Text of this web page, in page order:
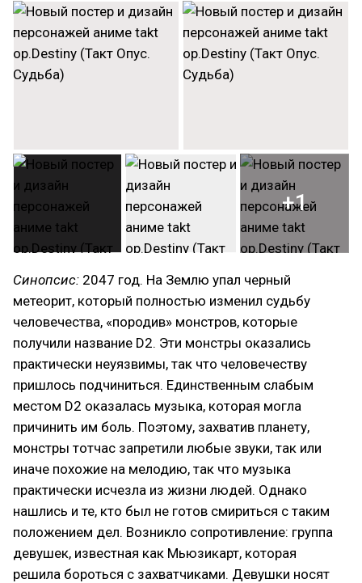
+1
Синопсис: 2047 год. На Землю упал черный
метеорит, который полностью изменил судьбу
человечества, «породив» монстров, которые
получили название D2. Эти монстры оказались
практически неуязвимы, так что человечеству
пришлось подчиниться. Единственным слабым
местом D2 оказалась музыка, которая могла
причинить им боль. Поэтому, захватив планету,
монстры тотчас запретили любые звуки, так или
иначе похожие на мелодию, так что музыка
практически исчезла из жизни людей. Однако
нашлись и те, кто был не готов смириться с таким
положением дел. Возникло сопротивление: группа
девушек, известная как Мьюзикарт, которая
решила бороться с захватчиками. Девушки носят